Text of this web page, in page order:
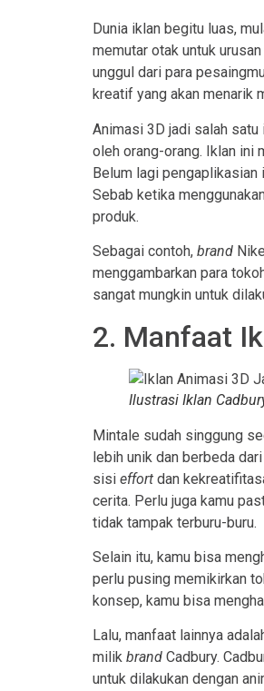
Dunia iklan begitu luas,
memutar otak untuk
unggul dari para
kreatif yang akan menarik
Animasi 3D jadi salah
oleh orang-orang. Iklan ini
Belum lagi pengaplikasian
Sebab ketika
produk.
Sebagai contoh, brand
menggambarkan para
sangat mungkin untuk
2. Manfaat
Ilustrasi Iklan
Mintale sudah singgung
lebih unik dan berbeda
sisi effort dan
cerita. Perlu juga kamu
tidak tampak terburu-buru.
Selain itu, kamu bisa
perlu pusing memikirkan
konsep, kamu bisa
Lalu, manfaat lainnya
milik brand Cadbury.
untuk dilakukan dengan